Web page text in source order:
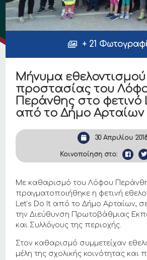
+ 21
Μήνυμα εθελοντισμού
προστασίας του
Περάνθης στο φετινό
από το Δήμο Αρταίων
30 Απριλίου
Κοινοποίηση στο:
Με καθαρισμό του Λόφου
πραγματοποιήθηκε η φετινή
Let’s Do It από το Δήμο Αρταίων,
την Διεύθυνση Πρωτοβάθμιας
και Συλλόγους της περιοχής.
Στον καθαρισμό συμμετείχαν
μέλη της σχολικής κοινότητας και